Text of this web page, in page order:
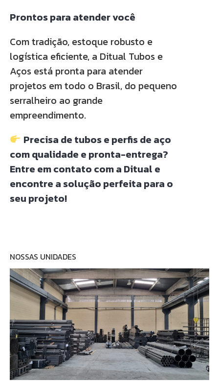
Prontos para atender você
Com tradição, estoque robusto e
logística eficiente, a Ditual Tubos e
Aços está pronta para atender
projetos em todo o Brasil, do pequeno
serralheiro ao grande
empreendimento.
Precisa de tubos e perfis de aço
com qualidade e pronta-entrega?
Entre em contato com a Ditual e
encontre a solução perfeita para o
seu projeto!
NOSSAS UNIDADES